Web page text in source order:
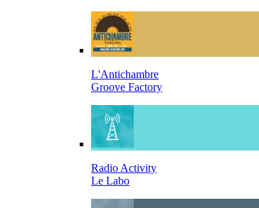
L'Antichambre
Groove Factory
Radio Activity
Le Labo